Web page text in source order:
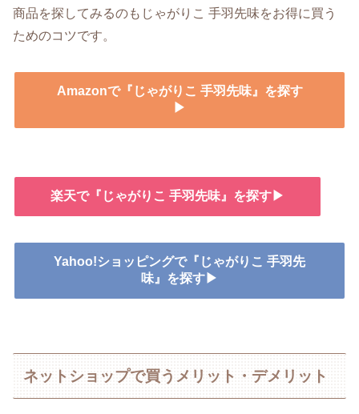
商品を探してみるのもじゃがりこ 手羽先味をお得に買う
ためのコツです。
Amazonで『じゃがりこ 手羽先味』を探す
▶
楽天で『じゃがりこ 手羽先味』を探す▶
Yahoo!ショッピングで『じゃがりこ 手羽先
味』を探す▶
ネットショップで買うメリット・デメリット